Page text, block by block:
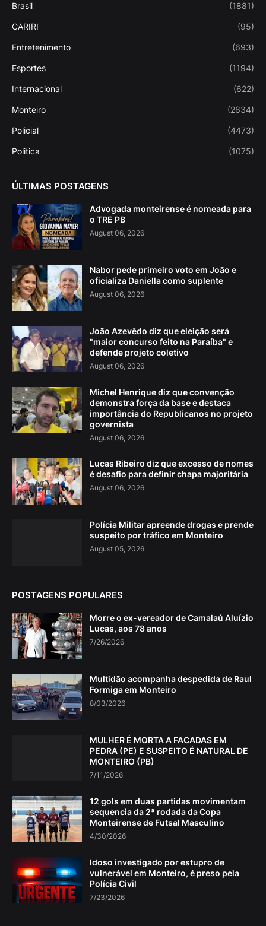
Brasil (1881)
CARIRI (95)
Entretenimento (693)
Esportes (1194)
Internacional (622)
Monteiro (2634)
Policial (4473)
Politica (1075)
ÚLTIMAS POSTAGENS
Advogada monteirense é nomeada para
o TRE PB
August 06, 2026
Nabor pede primeiro voto em João e
oficializa Daniella como suplente
August 06, 2026
João Azevêdo diz que eleição será
"maior concurso feito na Paraíba" e
defende projeto coletivo
August 06, 2026
Michel Henrique diz que convenção
demonstra força da base e destaca
importância do Republicanos no projeto
governista
August 06, 2026
Lucas Ribeiro diz que excesso de nomes
é desafio para definir chapa majoritária
August 06, 2026
Polícia Militar apreende drogas e prende
suspeito por tráfico em Monteiro
August 05, 2026
POSTAGENS POPULARES
Morre o ex-vereador de Camalaú Aluízio
Lucas, aos 78 anos
7/26/2026
Multidão acompanha despedida de Raul
Formiga em Monteiro
8/03/2026
MULHER É MORTA A FACADAS EM
PEDRA (PE) E SUSPEITO É NATURAL DE
MONTEIRO (PB)
7/11/2026
12 gols em duas partidas movimentam
sequencia da 2ª rodada da Copa
Monteirense de Futsal Masculino
4/30/2026
Idoso investigado por estupro de
vulnerável em Monteiro, é preso pela
Polícia Civil
7/23/2026